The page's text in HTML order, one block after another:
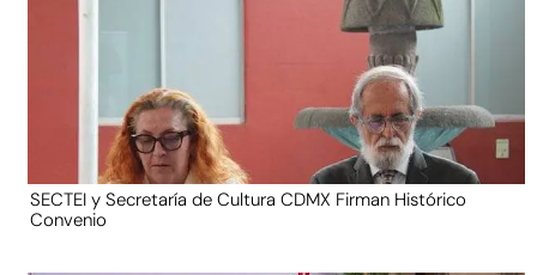
SECTEI y Secretaría de Cultura CDMX Firman Histórico
Convenio